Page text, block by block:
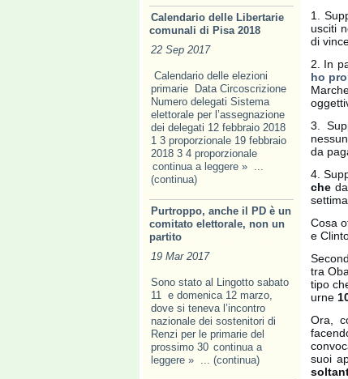
Calendario delle Libertarie
comunali di Pisa 2018
22 Sep 2017
Calendario delle elezioni
primarie Data Circoscrizione
Numero delegati Sistema
elettorale per l’assegnazione
dei delegati 12 febbraio 2018
1 3 proporzionale 19 febbraio
2018 3 4 proporzionale
continua a leggere » ...
(continua)
Purtroppo, anche il PD è un
comitato elettorale, non un
partito
19 Mar 2017
Sono stato al Lingotto sabato
11 e domenica 12 marzo,
dove si teneva l’incontro
nazionale dei sostenitori di
Renzi per le primarie del
prossimo 30 continua a
leggere » ... (continua)
1.
usciti
di
2. In
ho
3.
da
4.
che
Cosa
e
tra
tipo
urne
Ora,
suoi